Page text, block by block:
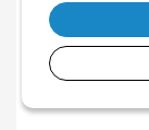
Zľava